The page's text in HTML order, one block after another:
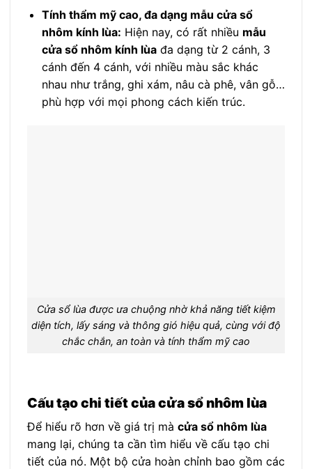
Tính thẩm mỹ cao, đa dạng mẫu cửa sổ
nhôm kính lùa: Hiện nay, có rất nhiều mẫu
cửa sổ nhôm kính lùađa dạng từ 2 cánh, 3
cánh đến 4 cánh, với nhiều màu sắc khác
nhau như trắng, ghi xám, nâu cà phê, vân gỗ…
phù hợp với mọi phong cách kiến trúc.
Cửa sổ lùa được ưa chuộng nhờ khả năng tiết kiệm
diện tích, lấy sáng và thông gió hiệu quả, cùng với độ
chắc chắn, an toàn và tính thẩm mỹ cao
Cấu tạo chi tiết của cửa sổ nhôm lùa
Để hiểu rõ hơn về giá trị mà cửa sổ nhôm lùa
mang lại, chúng ta cần tìm hiểu về cấu tạo chi
tiết của nó. Một bộ cửa hoàn chỉnh bao gồm các